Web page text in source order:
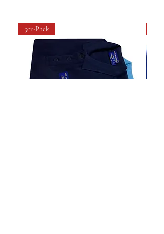
5er-Pack